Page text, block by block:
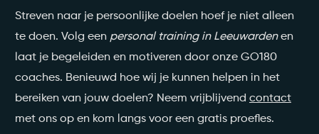
Streven naar je persoonlijke doelen hoef je niet alleen
te doen. Volg een personal training in Leeuwardenen
laat je begeleiden en motiveren door onze GO180
coaches. Benieuwd hoe wij je kunnen helpen in het
bereiken van jouw doelen? Neem vrijblijvend contact
met ons op en kom langs voor een gratis proefles.